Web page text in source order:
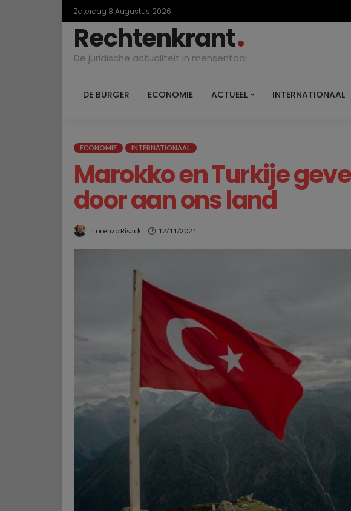
Zaterdag 8 Augustus 2026
Rechtenkrant
De juridische actualiteit in mensentaal
DE BURGER ECONOMIE ACTUEEL INTERNATIONAAL
ECONOMIE INTERNATIONAAL
Marokko en Turkije
door aan ons land
Lorenzo Risack 12/11/2021